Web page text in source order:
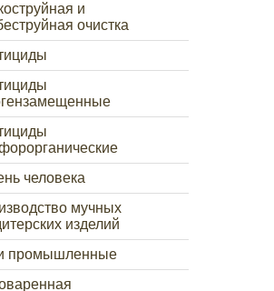
и
очистка
человека
мучных
изделий
промышленные